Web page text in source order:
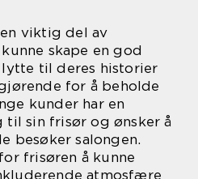
viktig del av
skape en god
til deres historier
for å beholde
kunder har en
sin frisør og ønsker å
besøker salongen.
frisøren å kunne
atmosfære